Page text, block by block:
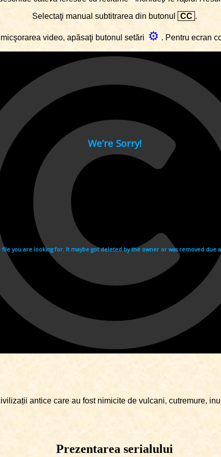
Selectaţi manual subtitrarea din butonul
CC .
video, apăsaţi butonul setări ⚙ . Pentru ecran
antice care au fost nimicite de vulcani, cutremure,
Prezentarea serialului